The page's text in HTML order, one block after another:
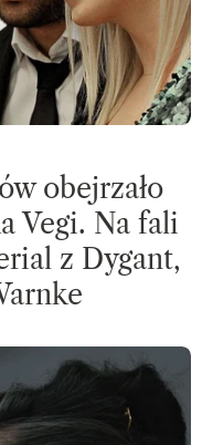
obejrzało
Vegi. Na fali
z Dygant,